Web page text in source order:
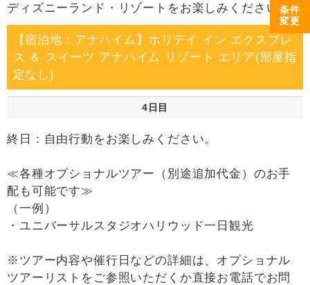
条件
変更
ディズニーランド・リゾートをお楽しみください。
【宿泊地：アナハイム】ホリデイ イン エクスプレ
ス ＆ スイーツ アナハイム リゾート エリア(部屋指
定なし)
4日目
終日：自由行動をお楽しみください。
≪各種オプショナルツアー（別途追加代金）のお手
配も可能です≫
（一例）
・ユニバーサルスタジオハリウッド一日観光
※ツアー内容や催行日などの詳細は、オプショナル
ツアーリストをご参照いただくか直接お電話でお問